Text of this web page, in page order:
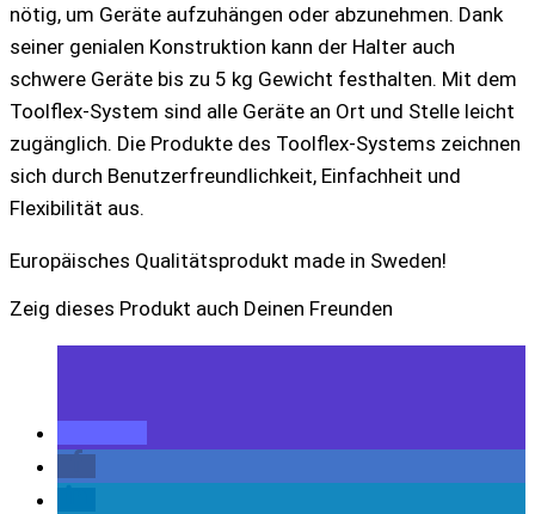
nötig, um Geräte aufzuhängen oder abzunehmen. Dank
seiner genialen Konstruktion kann der Halter auch
schwere Geräte bis zu 5 kg Gewicht festhalten. Mit dem
Toolflex-System sind alle Geräte an Ort und Stelle leicht
zugänglich. Die Produkte des Toolflex-Systems zeichnen
sich durch Benutzerfreundlichkeit, Einfachheit und
Flexibilität aus.
Europäisches Qualitätsprodukt made in Sweden!
Zeig dieses Produkt auch Deinen Freunden